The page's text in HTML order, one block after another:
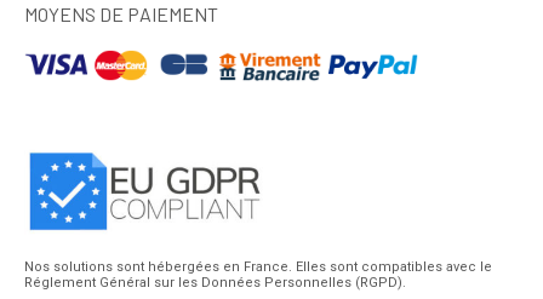
MOYENS DE PAIEMENT
Nos solutions sont hébergées en France. Elles sont compatibles avec le
Réglement Général sur les Données Personnelles (RGPD).